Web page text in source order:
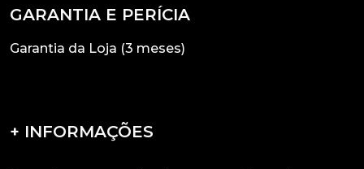
GARANTIA E PERÍCIA
Garantia da Loja (3 meses)
+ INFORMAÇÕES